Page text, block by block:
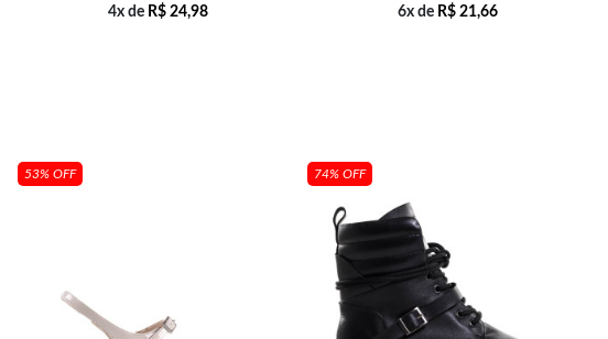
4x de R$ 24,98 6x de R$ 21,66
53% OFF 74% OFF